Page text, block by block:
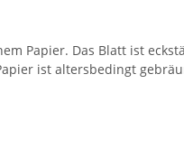
Papier. Das Blatt ist
ist altersbedingt